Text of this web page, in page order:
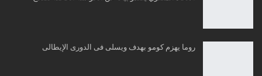
روما يهزم كومو بهدف ويسلى فى الدورى الإيطالى